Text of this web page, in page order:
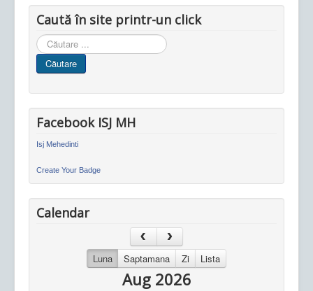
Caută în site printr-un click
Cauta
in
site
Căutare
Facebook ISJ MH
Isj Mehedinti
Create Your Badge
Calendar
Luna Saptamana Zi Lista
Aug 2026